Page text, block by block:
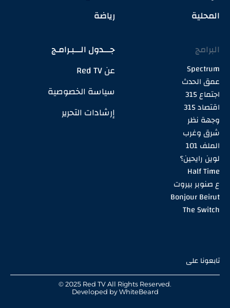
المحلية
رياضة
البرامج
Spectrum
عمق الحدث
اجتماع 315
اقتصاد 315
وجهة نظر
شرق وغرب
الملف 101
لوين رايحين؟
Half Time
ع صنوبر بيروت
Bonjour Beirut
The Switch
جـــدول الـــبـرامـج
عن Red TV
سياسة الخصوصية
إرشادات التحرير
تابعونا على
© 2025 Red TV All Rights Reserved.
Developed byWhiteBeard